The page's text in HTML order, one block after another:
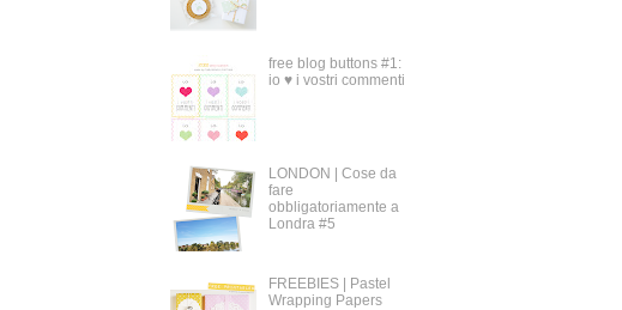
free blog buttons #1:
io ♥ i vostri commenti
LONDON | Cose da
fare
obbligatoriamente a
Londra #5
FREEBIES | Pastel
Wrapping Papers